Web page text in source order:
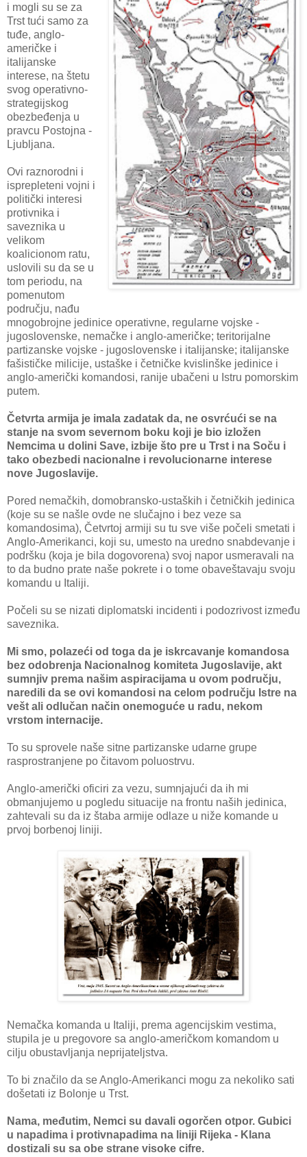
i mogli su se za
Trst tući samo za
tuđe, anglo-
američke i
italijanske
interese, na štetu
svog operativno-
strategijskog
obezbeđenja u
pravcu Postojna -
Ljubljana.
Ovi raznorodni i
isprepleteni vojni i
politički interesi
protivnika i
saveznika u
velikom
koalicionom ratu,
uslovili su da se u
tom periodu, na
pomenutom
području, nađu
mnogobrojne jedinice operativne, regularne vojske -
jugoslovenske, nemačke i anglo-američke; teritorijalne
partizanske vojske - jugoslovenske i italijanske; italijanske
fašističke milicije, ustaške i četničke kvislinške jedinice i
anglo-američki komandosi, ranije ubačeni u Istru pomorskim
putem.
Četvrta armija je imala zadatak da, ne osvrćući se na
stanje na svom severnom boku koji je bio izložen
Nemcima u dolini Save, izbije što pre u Trst i na Soču i
tako obezbedi nacionalne i revolucionarne interese
nove Jugoslavije.
Pored nemačkih, domobransko-ustaških i četničkih jedinica
(koje su se našle ovde ne slučajno i bez veze sa
komandosima), Četvrtoj armiji su tu sve više počeli smetati i
Anglo-Amerikanci, koji su, umesto na uredno snabdevanje i
podršku (koja je bila dogovorena) svoj napor usmeravali na
to da budno prate naše pokrete i o tome obaveštavaju svoju
komandu u Italiji.
Počeli su se nizati diplomatski incidenti i podozrivost između
saveznika.
Mi smo, polazeći od toga da je iskrcavanje komandosa
bez odobrenja Nacionalnog komiteta Jugoslavije, akt
sumnjiv prema našim aspiracijama u ovom području,
naredili da se ovi komandosi na celom području Istre na
vešt ali odlučan način onemoguće u radu, nekom
vrstom internacije.
To su sprovele naše sitne partizanske udarne grupe
rasprostranjene po čitavom poluostrvu.
Anglo-američki oficiri za vezu, sumnjajući da ih mi
obmanjujemo u pogledu situacije na frontu naših jedinica,
zahtevali su da iz štaba armije odlaze u niže komande u
prvoj borbenoj liniji.
Nemačka komanda u Italiji, prema agencijskim vestima,
stupila je u pregovore sa anglo-američkom komandom u
cilju obustavljanja neprijateljstva.
To bi značilo da se Anglo-Amerikanci mogu za nekoliko sati
došetati iz Bolonje u Trst.
Nama, međutim, Nemci su davali ogorčen otpor. Gubici
u napadima i protivnapadima na liniji Rijeka - Klana
dostizali su sa obe strane visoke cifre.